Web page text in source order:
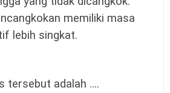
memiliki masa
lebih singkat.
tersebut adalah ….